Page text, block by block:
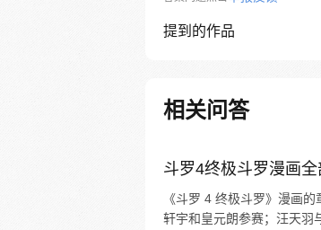
提到的作品
相关问答
斗罗4终极斗罗漫画全
《斗罗 4 终极斗罗》漫画
轩宇和皇元朗参赛；汪天羽